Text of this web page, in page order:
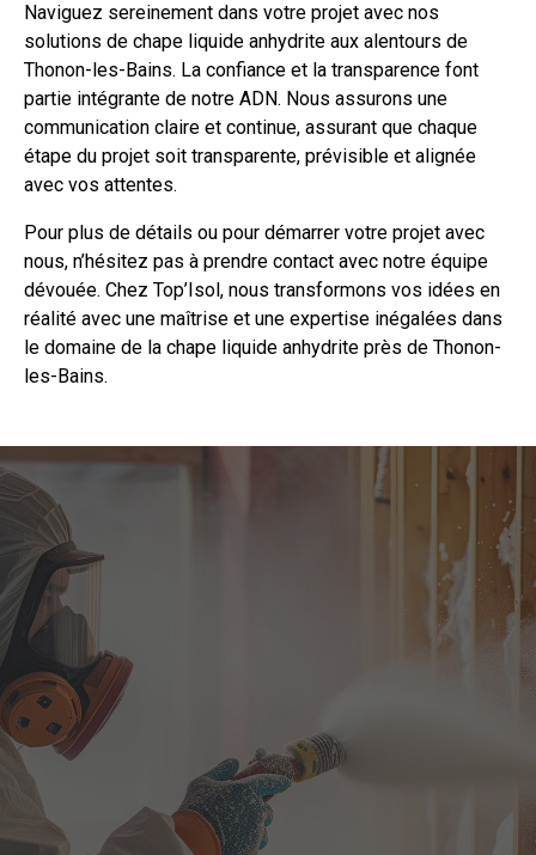
Naviguez sereinement dans votre projet avec nos
solutions de chape liquide anhydrite aux alentours de
Thonon-les-Bains. La confiance et la transparence font
partie intégrante de notre ADN. Nous assurons une
communication claire et continue, assurant que chaque
étape du projet soit transparente, prévisible et alignée
avec vos attentes.
Pour plus de détails ou pour démarrer votre projet avec
nous, n’hésitez pas à prendre contact avec notre équipe
dévouée. Chez Top’Isol, nous transformons vos idées en
réalité avec une maîtrise et une expertise inégalées dans
le domaine de la chape liquide anhydrite près de Thonon-
les-Bains.